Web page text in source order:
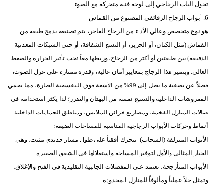
تحول الباب الزجاجي إلى لوحة فنية متحركة مع الضوء.
6. أبواب الزجاج الرقائقي المصنوع من القماش
هو نوع متخصص وعالي الأداء من الزجاج الفاخر، يتم تصنيعه بدمج طبقة من
القماش (مثل الكتان، أو الحرير، أو النسج الشفافة، أو حتى الشبكات المعدنية
الدقيقة) بين طبقتين أو أكثر من الزجاج، وربطها معاً تحت تأثير الحرارة والضغط
العالي. ويتميز هذا الزجاج بمعايير أمان عالية، وقدرة ممتازة على عزل الصوت،
فضلاً عن تصفية ما يصل إلى 99% من الأشعة فوق البنفسجية الضارة، مما يحمي
المفروشات الداخلية والنسيج نفسه من البهتان والضرر؛ لذا يكثر استخدامه في
صالات المنازل الفخمة، ومصاريع خزائن الملابس، ومناطق الحمامات الداخلية.
أنماط وحركات الأبواب الزجاجية المناسبة للمساحات الضيقة:
الأبواب المنزلقة (السحاب): تتحرك أفقياً على طول مسار حديدي مثبت، وهي
الخيار المثالي والأول لتوفير المساحة واستغلالها في الشقق الصغيرة.
الأبواب المتأرجحة: تعتمد على المفصلات الجانبية التقليدية في الفتح والإغلاق،
وتمثل حلاً عملياً ومألوفاً للمنازل المحدودة.